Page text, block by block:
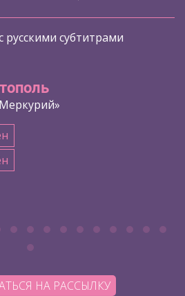
русскими субтитрами
НА РАССЫЛКУ